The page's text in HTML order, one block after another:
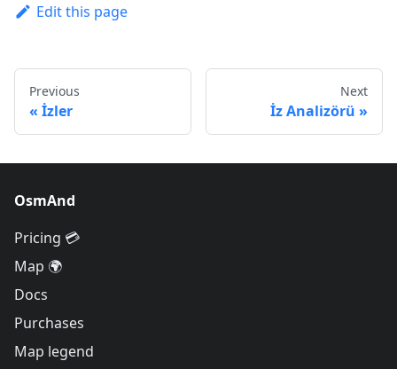
Edit this page
Previous
İzler
Next
İz Analizörü
OsmAnd
Pricing 💳
Map 🌍
Docs
Purchases
Map legend